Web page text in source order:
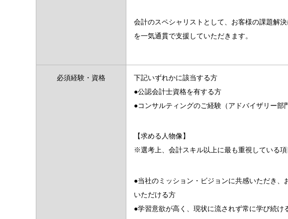
会計のスペシャリストとして、お客様の課題解
を一気通貫で支援していただきます。
必須経験・資格
下記いずれかに該当する方
●公認会計士資格を有する方
●コンサルティングのご経験（アドバイザリー部
【求める人物像】
※選考上、会計スキル以上に最も重視している項
●当社のミッション・ビジョンに共感いただき
いただける方
●学習意欲が高く、現状に流されず常に学び続け